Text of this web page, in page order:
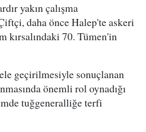
yakın çalışma
daha önce Halep'te askeri
kırsalındaki 70. Tümen'in
geçirilmesiyle sonuçlanan
önemli rol oynadığı
tuğgeneralliğe terfi